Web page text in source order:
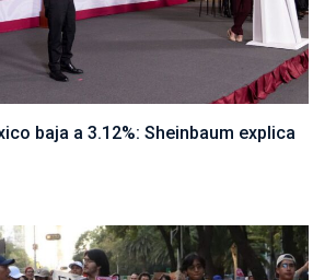
baja a 3.12%: Sheinbaum explica